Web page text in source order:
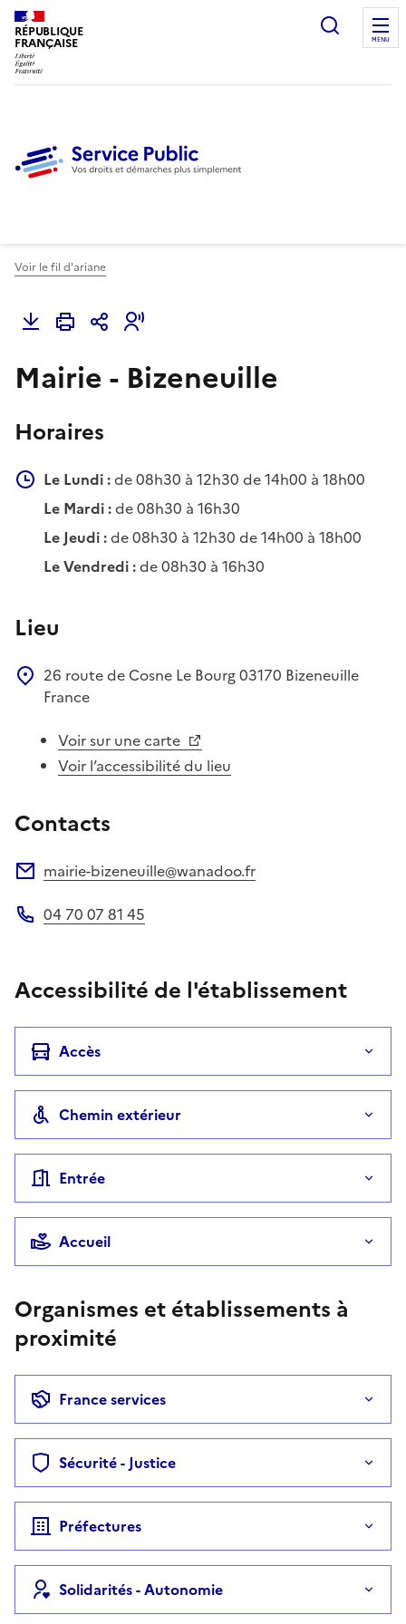
RÉPUBLIQUE
FRANÇAISE
Ouvrir
MENU
Voir le fil d'ariane
Mairie - Bizeneuille
Horaires
Le Lundi :de 08h30 à 12h30 de 14h00 à 18h00
Le Mardi :de 08h30 à 16h30
Le Jeudi :de 08h30 à 12h30 de 14h00 à 18h00
Le Vendredi :de 08h30 à 16h30
Lieu
26 route de Cosne Le Bourg03170 Bizeneuille
France
Voir sur une carte
Voir l’accessibilité du lieu
Contacts
mairie-bizeneuille@wanadoo.fr
04 70 07 81 45
Accessibilité de l'établissement
Accès
Chemin extérieur
Entrée
Accueil
Organismes et établissements à
proximité
France services
Sécurité - Justice
Préfectures
Solidarités - Autonomie